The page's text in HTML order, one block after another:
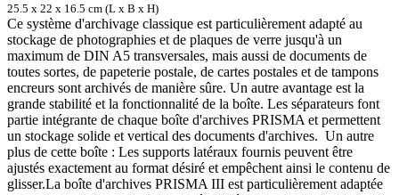
25.5 x 22 x 16.5 cm (L x B x H)
Ce système d'archivage classique est particulièrement adapté au
stockage de photographies et de plaques de verre jusqu'à un
maximum de DIN A5 transversales, mais aussi de documents de
toutes sortes, de papeterie postale, de cartes postales et de tampons
encreurs sont archivés de manière sûre. Un autre avantage est la
grande stabilité et la fonctionnalité de la boîte. Les séparateurs font
partie intégrante de chaque boîte d'archives PRISMA et permettent
un stockage solide et vertical des documents d'archives. Un autre
plus de cette boîte : Les supports latéraux fournis peuvent être
ajustés exactement au format désiré et empêchent ainsi le contenu de
glisser.La boîte d'archives PRISMA III est particulièrement adaptée